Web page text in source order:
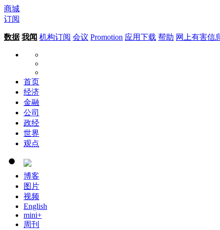
商城
订阅
数据 我闻 机构订阅 会议 Promotion 应用下载 帮助 网上有害信
首页
经济
金融
公司
政经
世界
观点
博客
图片
视频
English
mini+
周刊